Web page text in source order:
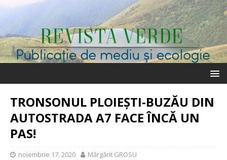
TRONSONUL PLOIEȘTI-BUZĂU DIN
AUTOSTRADA A7 FACE ÎNCĂ UN
PAS!
noiembrie 17, 2020 Mărgărit GROSU